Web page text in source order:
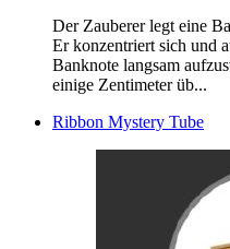
Der Zauberer legt eine
Er konzentriert sich und
Banknote langsam
einige Zentimeter üb...
Ribbon Mystery Tube